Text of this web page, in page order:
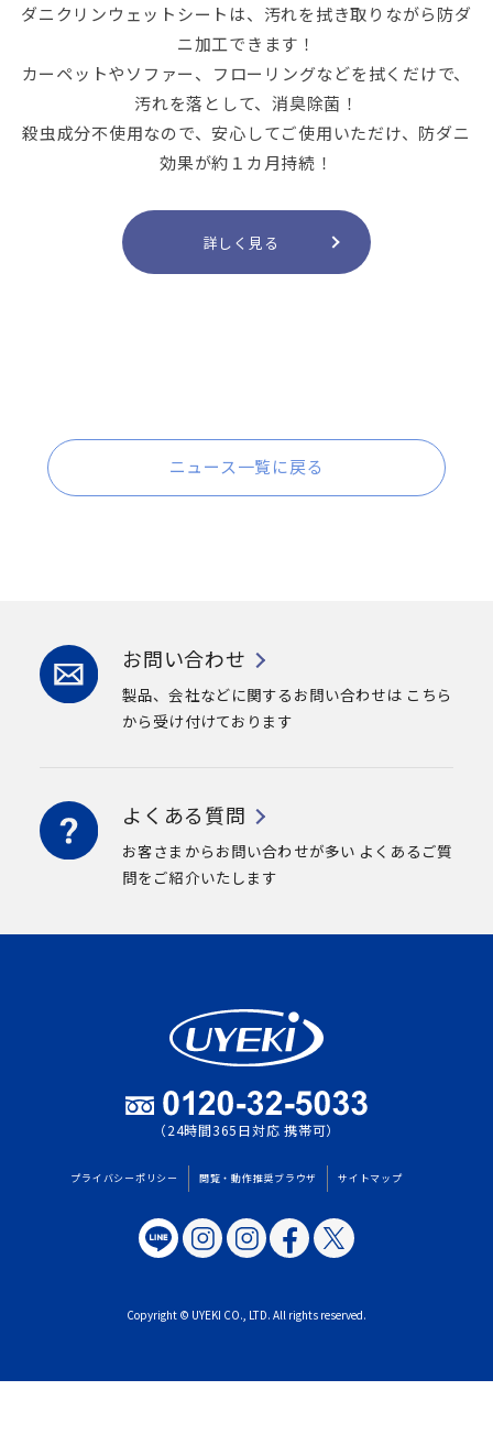
ダニクリンウェットシートは、汚れを拭き取りながら防ダ
ニ加工できます！
カーペットやソファー、フローリングなどを拭くだけで、
汚れを落として、消臭除菌！
殺虫成分不使用なので、安心してご使用いただけ、防ダニ
効果が約１カ月持続！
詳しく見る
ニュース一覧に戻る
お問い合わせ
製品、会社などに関するお問い合わせは こちら
から受け付けております
よくある質問
お客さまからお問い合わせが多い よくあるご質
問をご紹介いたします
（24時間365日対応 携帯可）
プライバシーポリシー 閲覧・動作推奨ブラウザ サイトマップ
Copyright © UYEKI CO., LTD. All rights reserved.